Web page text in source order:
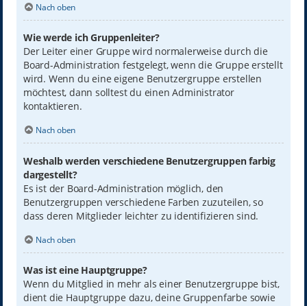
Nach oben
Wie werde ich Gruppenleiter?
Der Leiter einer Gruppe wird normalerweise durch die
Board-Administration festgelegt, wenn die Gruppe erstellt
wird. Wenn du eine eigene Benutzergruppe erstellen
möchtest, dann solltest du einen Administrator
kontaktieren.
Nach oben
Weshalb werden verschiedene Benutzergruppen farbig
dargestellt?
Es ist der Board-Administration möglich, den
Benutzergruppen verschiedene Farben zuzuteilen, so
dass deren Mitglieder leichter zu identifizieren sind.
Nach oben
Was ist eine Hauptgruppe?
Wenn du Mitglied in mehr als einer Benutzergruppe bist,
dient die Hauptgruppe dazu, deine Gruppenfarbe sowie